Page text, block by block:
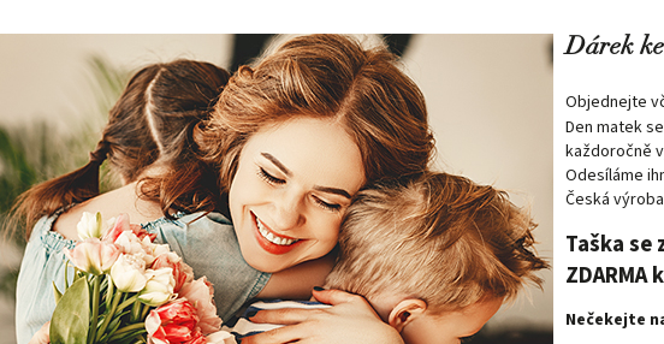
Dárek
Objednejte
Den matek
každoročně
Odesíláme
Česká
Taška se
ZDARMA
Nečekejte